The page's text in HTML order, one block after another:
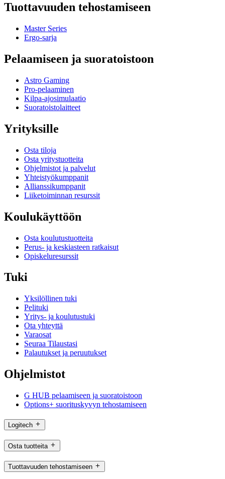
Tuottavuuden tehostamiseen
Master Series
Ergo-sarja
Pelaamiseen ja suoratoistoon
Astro Gaming
Pro-pelaaminen
Kilpa-ajosimulaatio
Suoratoistolaitteet
Yrityksille
Osta tiloja
Osta yritystuotteita
Ohjelmistot ja palvelut
Yhteistyökumppanit
Allianssikumppanit
Liiketoiminnan resurssit
Koulukäyttöön
Osta koulutustuotteita
Perus- ja keskiasteen ratkaisut
Opiskeluresurssit
Tuki
Yksilöllinen tuki
Pelituki
Yritys- ja koulutustuki
Ota yhteyttä
Varaosat
Seuraa Tilaustasi
Palautukset ja peruutukset
Ohjelmistot
G HUB pelaamiseen ja suoratoistoon
Options+ suorituskyvyn tehostamiseen
Logitech
Osta tuotteita
Tuottavuuden tehostamiseen